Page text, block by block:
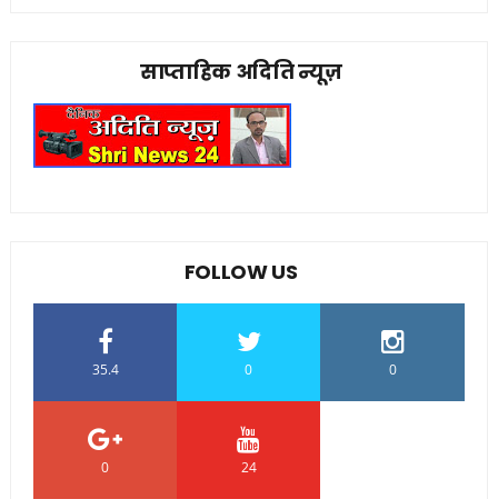
साप्ताहिक अदिति न्यूज़
FOLLOW US
35.4 0 0
0 24